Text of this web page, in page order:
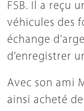
FSB. Il a reçu
véhicules des
échange
d’enregistrer
Avec son ami
ainsi acheté de